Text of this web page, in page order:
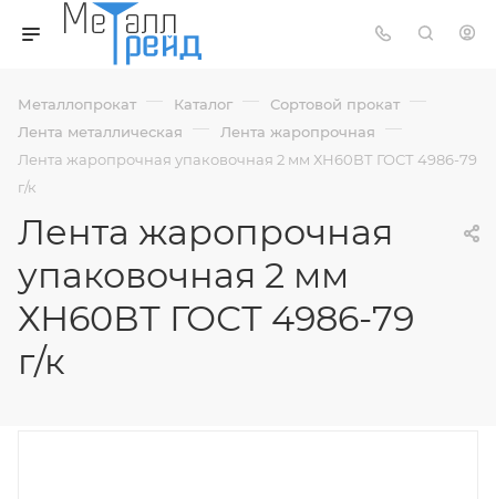
Металлопрокат — Каталог — Сортовой прокат —
Лента металлическая — Лента жаропрочная —
Лента жаропрочная упаковочная 2 мм ХН60ВТ ГОСТ 4986-79
г/к
Лента жаропрочная
упаковочная 2 мм
ХН60ВТ ГОСТ 4986-79
г/к